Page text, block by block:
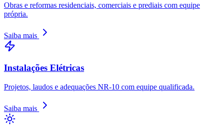
Obras e reformas residenciais, comerciais e prediais com equipe
própria.
Saiba mais
Instalações Elétricas
Projetos, laudos e adequações NR-10 com equipe qualificada.
Saiba mais